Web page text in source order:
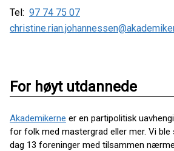
Tel: 97 74 75 07
For høyt utdannede
Akademikerne er en partipolitisk
for folk med mastergrad eller mer. Vi
dag 13 foreninger med tilsammen